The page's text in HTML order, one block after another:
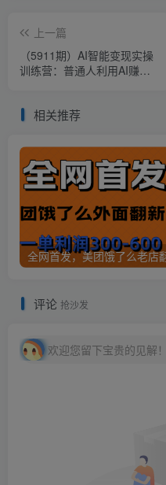
上一篇
（5911期）AI智能变现实操
训练营：普通人利用AI赚钱
相关推荐
评论 抢沙发
欢迎您留下宝贵的见解！